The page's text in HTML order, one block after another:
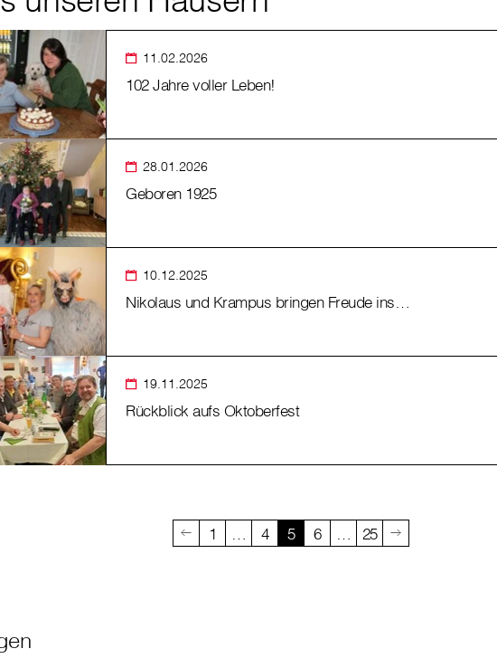
11.02.2026
102 Jahre voller Leben!
28.01.2026
Geboren 1925
10.12.2025
Nikolaus und Krampus bringen Freude ins…
19.11.2025
Rückblick aufs Oktoberfest
1 4 5 6 25